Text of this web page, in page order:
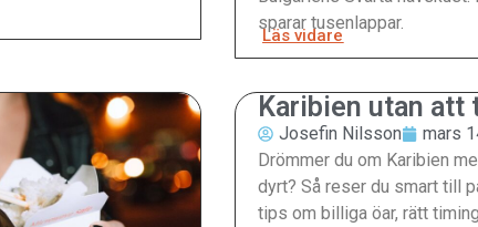
sparar tusenlappar.
Läs vidare
Karibien utan att
plånboken
Josefin Nilsson
mars
Drömmer du om Karibien
dyrt? Så reser du smart till
tips om billiga öar, rätt